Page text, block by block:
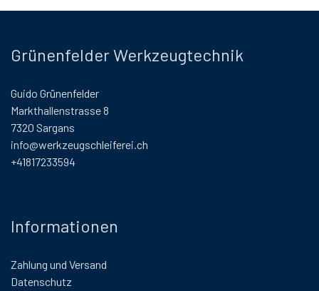
Grünenfelder Werkzeugtechnik
Guido Grünenfelder
Markthallenstrasse 8
7320 Sargans
info@werkzeugschleiferei.ch
+41817233594
Informationen
Zahlung und Versand
Datenschutz